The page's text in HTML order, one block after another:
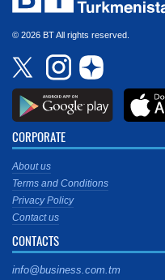
© 2026 BT All rights reserved.
CORPORATE
About us
Terms and Conditions
Privacy Policy
Contact us
CONTACTS
info@business.com.tm